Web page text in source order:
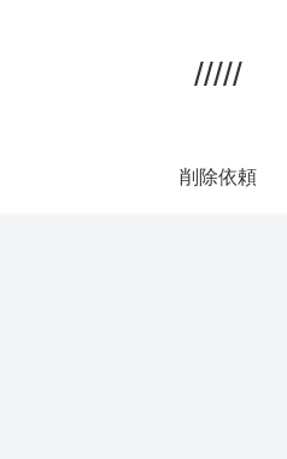
/////
削除依頼